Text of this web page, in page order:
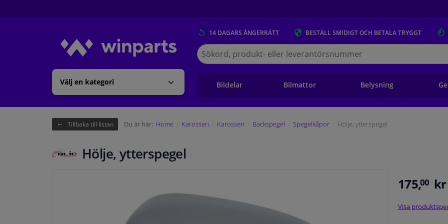
Välj en kategori
14 DAGARS ÅNGERRÄTT BESTÄLL SMIDIGT OCH BETALA TRYGGT
Sök
på
Winparts.se
Bildelar Bilmattor Belysning
Tillbaka till listan Du är här: Home Karosseri Karosseri Backspegel Spegelkåpor Hölje, ytterspegel
Hölje, ytterspegel
175,00 kr
Visa